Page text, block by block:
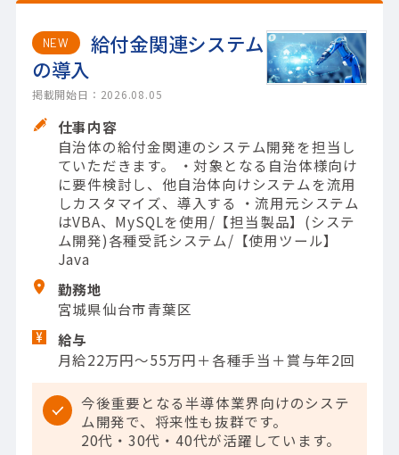
NEW
給付金関連システム
の導入
掲載開始日：2026.08.05
仕事内容
自治体の給付金関連のシステム開発を担当し
ていただきます。 ・対象となる自治体様向け
に要件検討し、他自治体向けシステムを流用
しカスタマイズ、導入する ・流用元システム
はVBA、MySQLを使用/【担当製品】(システ
ム開発)各種受託システム/【使用ツール】
Java
勤務地
宮城県仙台市青葉区
給与
月給22万円～55万円＋各種手当＋賞与年2回
今後重要となる半導体業界向けのシステ
ム開発で、将来性も抜群です。
20代・30代・40代が活躍しています。